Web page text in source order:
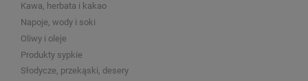
Kawa, herbata i kakao
Napoje, wody i soki
Oliwy i oleje
Produkty sypkie
Słodycze, przekąski, desery